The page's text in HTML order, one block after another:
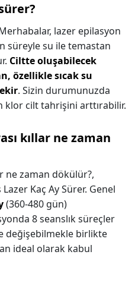
lazer epilasyon
süreyle su ile temastan
Ciltte oluşabilecek
özellikle sıcak su
. Sizin durumunuzda
klor cilt tahrişini arttırabilir.
kıllar ne zaman
ne zaman dökülür?,
Kaç Ay Sürer. Genel
(360-480 gün)
8 seanslık süreçler
değişebilmekle birlikte
ideal olarak kabul